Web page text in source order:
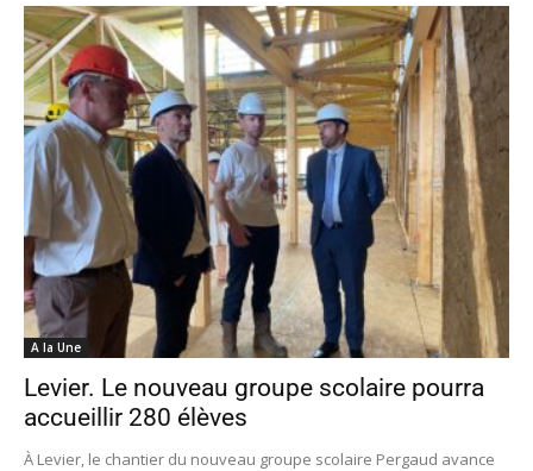
A la Une
Levier. Le nouveau groupe scolaire pourra
accueillir 280 élèves
À Levier, le chantier du nouveau groupe scolaire Pergaud avance